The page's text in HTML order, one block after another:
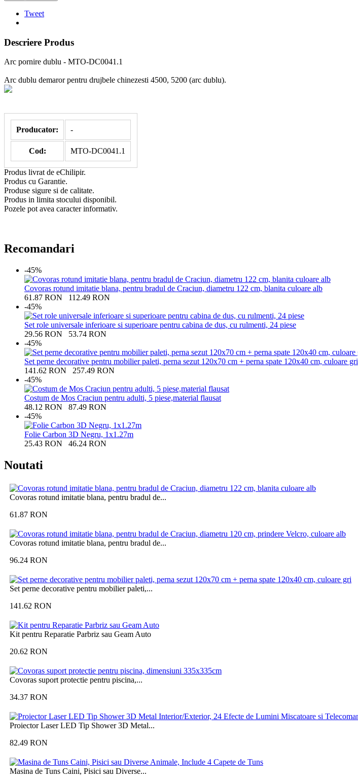
Tweet
Descriere Produs
Arc pornire dublu - MTO-DC0041.1
Arc dublu demaror pentru drujbele chinezesti 4500, 5200 (arc dublu).
Producator: -
Cod: MTO-DC0041.1
Produs livrat de eChilipir.
Produs cu Garantie.
Produse sigure si de calitate.
Produs in limita stocului disponibil.
Pozele pot avea caracter informativ.
Recomandari
-45%
Covoras rotund imitatie blana, pentru bradul de Craciun, diametru 122 cm, blanita culoare alb
61.87 RON 112.49 RON
-45%
Set role universale inferioare si superioare pentru cabina de dus, cu rulmenti, 24 piese
29.56 RON 53.74 RON
-45%
Set perne decorative pentru mobilier paleti, perna sezut 120x70 cm + perna spate 120x40 cm, culoare gri
141.62 RON 257.49 RON
-45%
Costum de Mos Craciun pentru adulti, 5 piese,material flausat
48.12 RON 87.49 RON
-45%
Folie Carbon 3D Negru, 1x1.27m
25.43 RON 46.24 RON
Noutati
Covoras rotund imitatie blana, pentru bradul de...
61.87 RON
Covoras rotund imitatie blana, pentru bradul de...
96.24 RON
Set perne decorative pentru mobilier paleti,...
141.62 RON
Kit pentru Reparatie Parbriz sau Geam Auto
20.62 RON
Covoras suport protectie pentru piscina,...
34.37 RON
Proiector Laser LED Tip Shower 3D Metal...
82.49 RON
Masina de Tuns Caini, Pisici sau Diverse...